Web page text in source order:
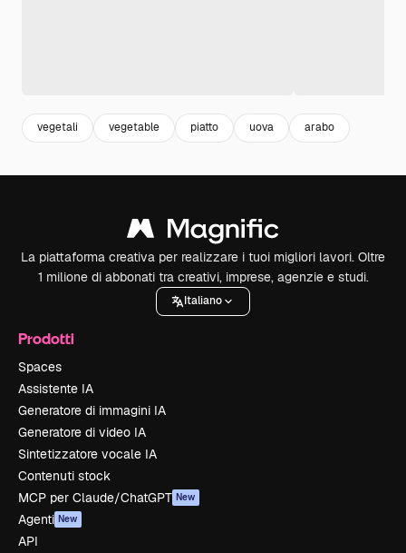
vegetali vegetable piatto uova arabo
La piattaforma creativa per realizzare i tuoi migliori lavori. Oltre
1 milione di abbonati tra creativi, imprese, agenzie e studi.
Italiano
Prodotti
Spaces
Assistente IA
Generatore di immagini IA
Generatore di video IA
Sintetizzatore vocale IA
Contenuti stock
MCP per Claude/ChatGPT New
Agenti New
API